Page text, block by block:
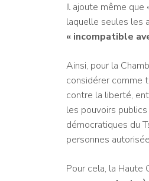
Il ajoute même que
laquelle seules les
« incompatible
Ainsi, pour la
considérer comme
contre la liberté,
les pouvoirs
démocratiques du
personnes
Pour cela, la Haute